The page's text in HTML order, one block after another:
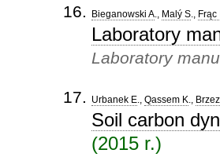
Bieganowski A., Malý S., Frąc
Laboratory
Laboratory
Urbanek E., Qassem K.,
Soil carbon
(2015 r.)